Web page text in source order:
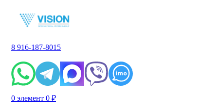
8 916-187-8015
0 элемент 0 ₽